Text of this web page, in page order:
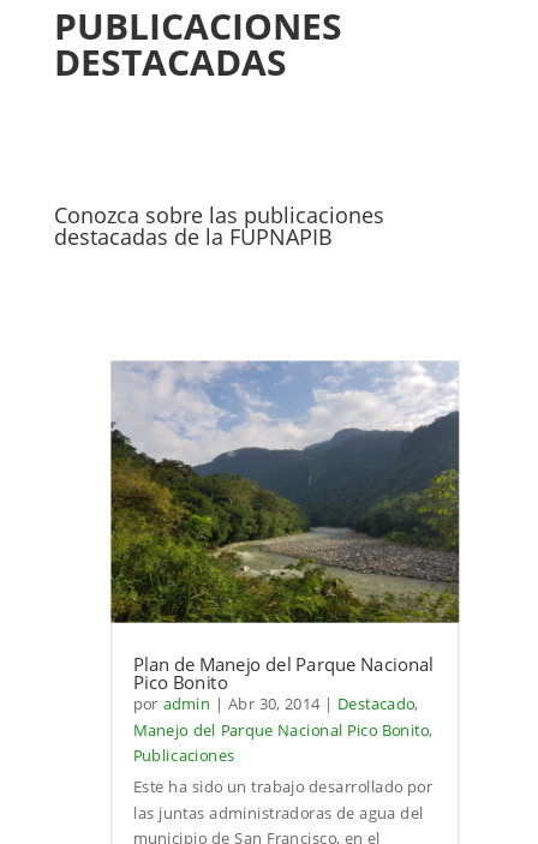
PUBLICACIONES
DESTACADAS
Conozca sobre las publicaciones
destacadas de la FUPNAPIB
Plan de Manejo del Parque Nacional
Pico Bonito
por admin | Abr 30, 2014| Destacado,
Manejo del Parque Nacional Pico Bonito,
Publicaciones
Este ha sido un trabajo desarrollado por
las juntas administradoras de agua del
municipio de San Francisco, en el